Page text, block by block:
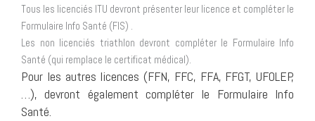
Tous les licenciés ITU devront présenter leur licence et compléter le
Formulaire Info Santé (FIS) .
Les non licenciés triathlon devront compléter le Formulaire Info
Santé (qui remplace le certificat médical).
Pour les autres licences (FFN, FFC, FFA, FFGT, UFOLEP,
…), devront également compléter le Formulaire Info
Santé.